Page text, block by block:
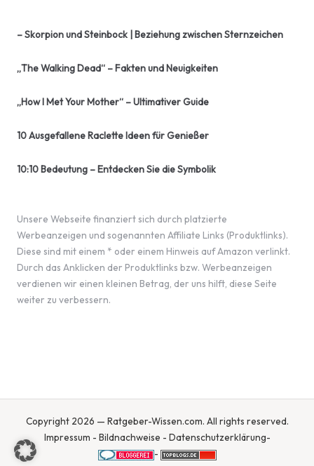
– Skorpion und Steinbock | Beziehung zwischen Sternzeichen
„The Walking Dead“ – Fakten und Neuigkeiten
„How I Met Your Mother“ – Ultimativer Guide
10 Ausgefallene Raclette Ideen für Genießer
10:10 Bedeutung – Entdecken Sie die Symbolik
Unsere Webseite finanziert sich durch platzierte
Werbeanzeigen und sogenannten Affiliate Links (Produktlinks).
Diese sind mit einem * oder einem Hinweis auf Amazon verlinkt.
Durch das Anklicken der Produktlinks bzw. Werbeanzeigen
verdienen wir einen kleinen Betrag, der uns hilft, diese Seite
weiter zu verbessern.
Copyright 2026 — Ratgeber-Wissen.com. All rights reserved.
Impressum - Bildnachweise - Datenschutzerklärung-
-